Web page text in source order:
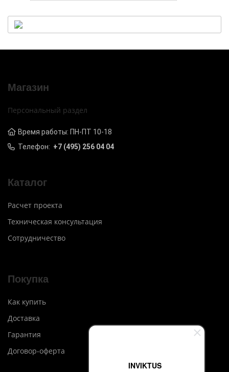
INVIKTUS
Магазин
Персональный раздел
Время работы: ПН-ПТ 10-18
Телефон: +7 (495) 256 04 04
Каталог
Расчет проекта
Техническая консультация
Сотрудничество
Покупка
Как купить
Доставка
Гарантия
Договор-оферта